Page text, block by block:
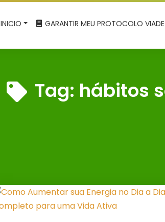
INICIO GARANTIR MEU PROTOCOLO
Tag: hábitos